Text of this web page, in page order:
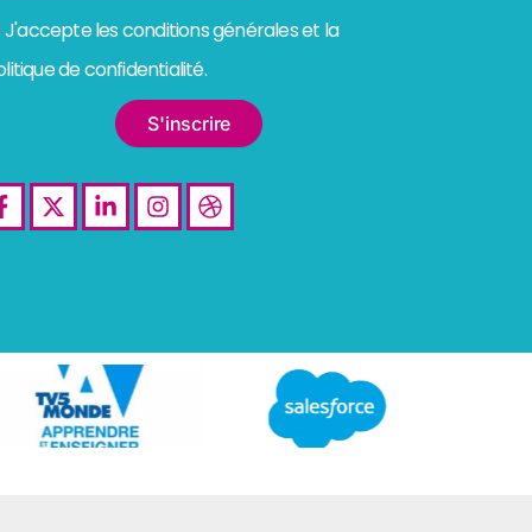
J'accepte les conditions générales et la
de confidentialité.
S'inscrire
Facebook-
f
X-
twitter
Linkedin-
in
Instagram
Dribbble